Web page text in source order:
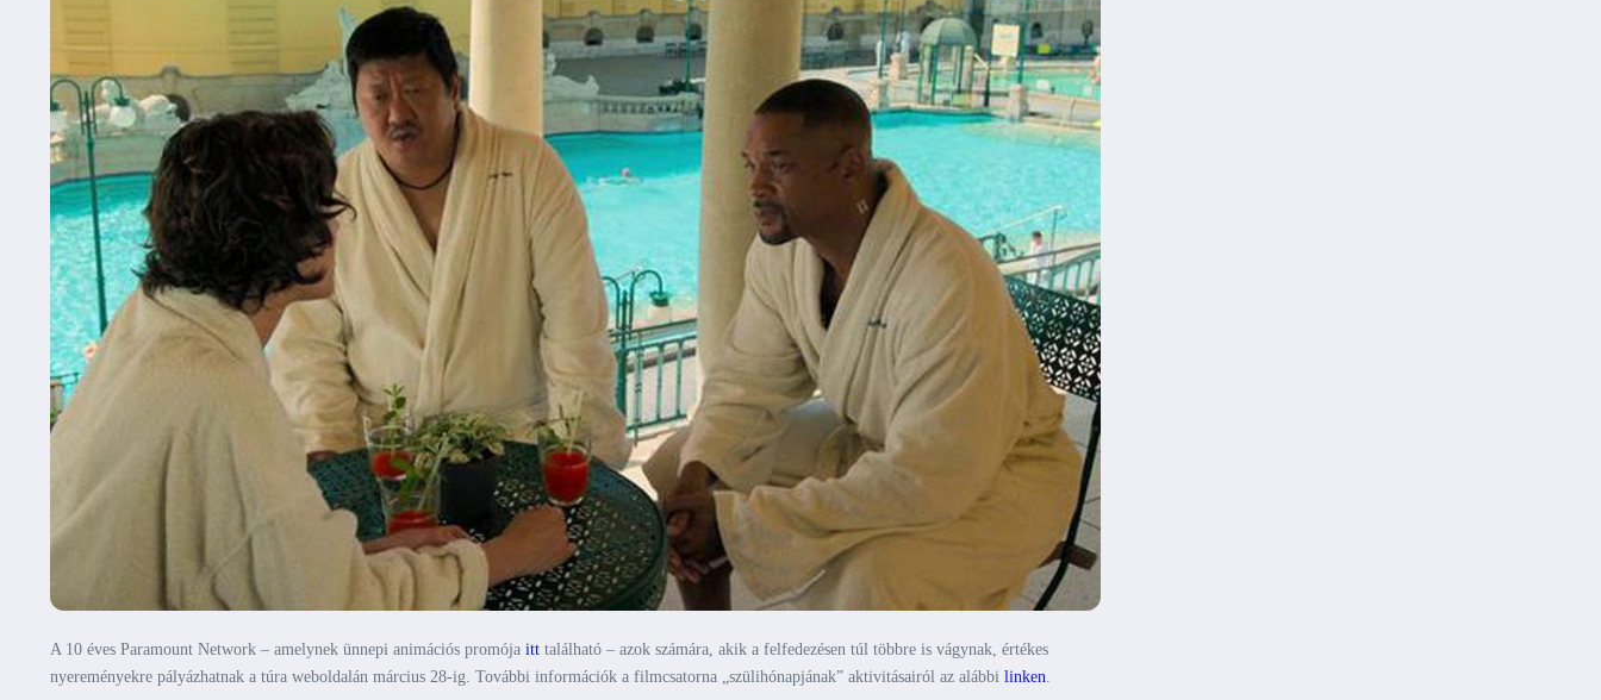
A 10 éves Paramount Network – amelynek ünnepi animációs promója itt található – azok számára, akik a felfedezésen túl többre is vágynak, értékes
nyereményekre pályázhatnak a túra weboldalán március 28-ig. További információk a filmcsatorna „szülihónapjának” aktivitásairól az alábbi linken